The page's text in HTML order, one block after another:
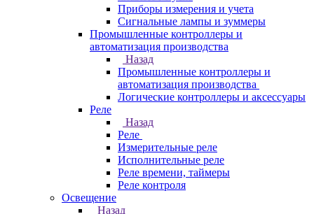
Приборы измерения и учета
Сигнальные лампы и зуммеры
Промышленные контроллеры и
автоматизация производства
Назад
Промышленные контроллеры и
автоматизация производства
Логические контроллеры и аксессуары
Реле
Назад
Реле
Измерительные реле
Исполнительные реле
Реле времени, таймеры
Реле контроля
Освещение
Назад